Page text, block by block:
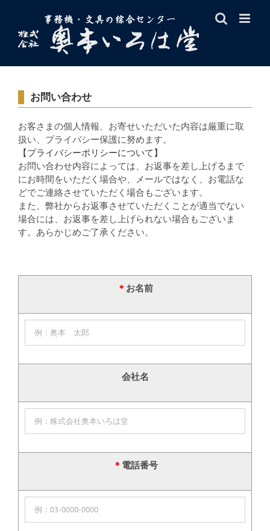
content
お問い合わせ
お客さまの個人情報、お寄せいただいた内容は厳重に取
扱い、プライバシー保護に努めます。
【プライバシーポリシーについて】
お問い合わせ内容によっては、お返事を差し上げるまで
にお時間をいただく場合や、メールではなく、お電話な
どでご連絡させていただく場合もございます。
また、弊社からお返事させていただくことが適当でない
場合には、お返事を差し上げられない場合もございま
す。あらかじめご了承ください。
＊ お名前
会社名
＊ 電話番号